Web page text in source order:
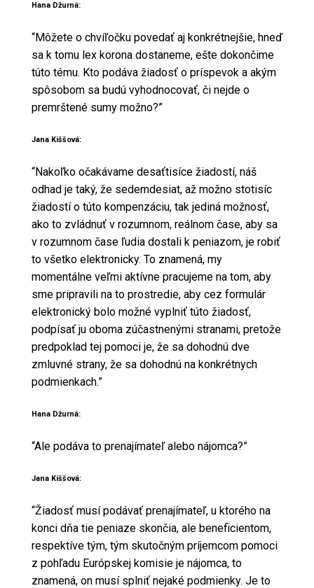
Hana Džurná:
“Môžete o chvíľočku povedať aj konkrétnejšie, hneď
sa k tomu lex korona dostaneme, ešte dokončime
túto tému. Kto podáva žiadosť o príspevok a akým
spôsobom sa budú vyhodnocovať, či nejde o
premrštené sumy možno?”
Jana Kiššová:
“Nakoľko očakávame desaťtisíce žiadostí, náš
odhad je taký, že sedemdesiat, až možno stotisíc
žiadostí o túto kompenzáciu, tak jediná možnosť,
ako to zvládnuť v rozumnom, reálnom čase, aby sa
v rozumnom čase ľudia dostali k peniazom, je robiť
to všetko elektronicky. To znamená, my
momentálne veľmi aktívne pracujeme na tom, aby
sme pripravili na to prostredie, aby cez formulár
elektronický bolo možné vyplniť túto žiadosť,
podpísať ju oboma zúčastnenými stranami, pretože
predpoklad tej pomoci je, že sa dohodnú dve
zmluvné strany, že sa dohodnú na konkrétnych
podmienkach.”
Hana Džurná:
“Ale podáva to prenajímateľ alebo nájomca?”
Jana Kiššová:
“Žiadosť musí podávať prenajímateľ, u ktorého na
konci dňa tie peniaze skončia, ale beneficientom,
respektíve tým, tým skutočným príjemcom pomoci
z pohľadu Európskej komisie je nájomca, to
znamená, on musí splniť nejaké podmienky. Je to